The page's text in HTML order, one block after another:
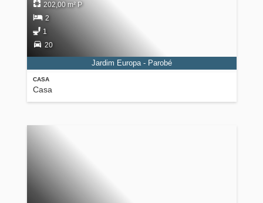
CASA
Casa
202,00 m² P
2
1
20
Jardim Europa - Parobé